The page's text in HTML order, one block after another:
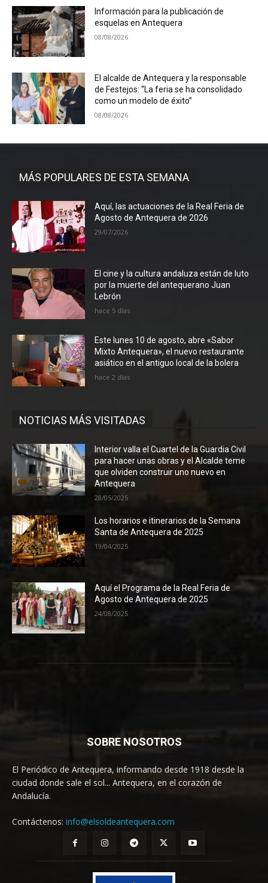
Información para la publicación de
esquelas en Antequera
08/08/2026
El alcalde de Antequera y la responsable
de Festejos: “La feria se ha consolidado
como un modelo de éxito”
08/08/2026
MÁS POPULARES DE ESTA SEMANA
Aquí, las actuaciones de la Real Feria de
Agosto de Antequera de 2026
29/07/2026
El cine y la cultura andaluza están de luto
por la muerte del antequerano Juan
Lebrón
hace 5 días
Este lunes 10 de agosto, abre «Sabor
Mixto Antequera», el nuevo restaurante
asiático en el antiguo local de la bolera
hace 2 días
NOTICIAS MÁS VISITADAS
Interior valla el Cuartel de la Guardia Civil
para hacer unas obras y el Alcalde teme
que olviden construir uno nuevo en
Antequera
28/05/2025
Los horarios e itinerarios de la Semana
Santa de Antequera de 2025
19/04/2025
Aquí el Programa de la Real Feria de
Agosto de Antequera de 2025
24/08/2025
SOBRE NOSOTROS
El Periódico de Antequera, informando desde 1918 desde la
ciudad donde sale el sol... Antequera, en el corazón de
Andalucía.
Contáctenos: info@elsoldeantequera.com